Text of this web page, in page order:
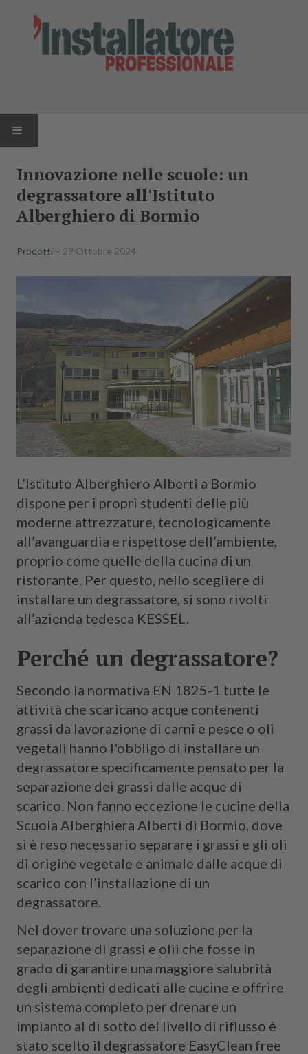
NEWS
Innovazione nelle scuole: un
degrassatore all'Istituto
Alberghiero di Bormio
Prodotti 29 Ottobre 2024
L’Istituto Alberghiero Alberti a Bormio
dispone per i propri studenti delle più
moderne attrezzature, tecnologicamente
all’avanguardia e rispettose dell’ambiente,
proprio come quelle della cucina di un
ristorante. Per questo, nello scegliere di
installare un degrassatore, si sono rivolti
all’azienda tedesca KESSEL.
Perché un degrassatore?
Secondo la normativa EN 1825-1 tutte le
attività che scaricano acque contenenti
grassi da lavorazione di carni e pesce o oli
vegetali hanno l'obbligo di installare un
degrassatore specificamente pensato per la
separazione dei grassi dalle acque di
scarico. Non fanno eccezione le cucine della
Scuola Alberghiera Alberti di Bormio, dove
si è reso necessario separare i grassi e gli oli
di origine vegetale e animale dalle acque di
scarico con l’installazione di un
degrassatore.
Nel dover trovare una soluzione per la
separazione di grassi e olii che fosse in
grado di garantire una maggiore salubrità
degli ambienti dedicati alle cucine e offrire
un sistema completo per drenare un
impianto al di sotto del livello di riflusso è
stato scelto il degrassatore EasyClean free